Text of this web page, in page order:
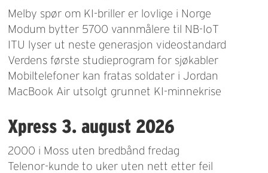
Melby spør om KI-briller er lovlige i Norge
Modum bytter 5700 vannmålere til NB-IoT
ITU lyser ut neste generasjon videostandard
Verdens første studieprogram for sjøkabler
Mobiltelefoner kan fratas soldater i Jordan
MacBook Air utsolgt grunnet KI-minnekrise
Xpress 3. august 2026
2000 i Moss uten bredbånd fredag
Telenor-kunde to uker uten nett etter feil